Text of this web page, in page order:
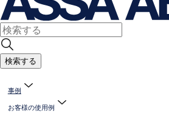
検索する
事例
お客様の使用例